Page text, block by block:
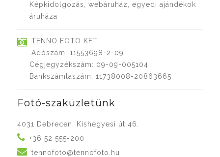
Képkidolgozás, webáruház, egyedi ajándékok
áruháza
TENNO FOTO KFT.
Adószám: 11553698-2-09
Cégjegyzékszám: 09-09-005104
Bankszámlaszám: 11738008-20863665
Fotó-szaküzletünk
4031 Debrecen, Kishegyesi út 46.
+36 52 555-200
tennofoto@tennofoto.hu